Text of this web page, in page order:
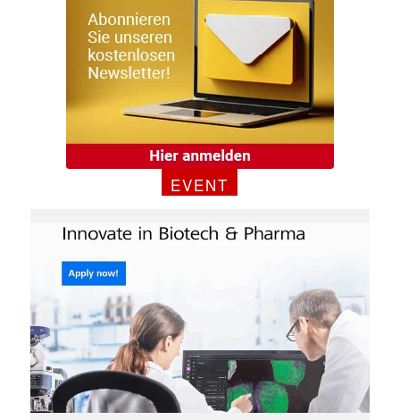
Mit dem |transkript-Newsletter
jede Woche aktuell informiert.
Mail
EVENT